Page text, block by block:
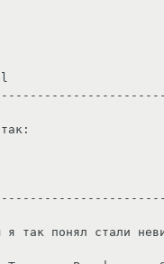
я так понял стали